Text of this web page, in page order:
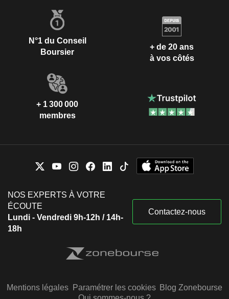
N°1 du Conseil
Boursier
+ de 20 ans
à vos côtés
+ 1 300 000
membres
NOS EXPERTS À VOTRE
ÉCOUTE
Lundi - Vendredi 9h-12h / 14h-
18h
Contactez-nous
Mentions légales Paramétrer les cookies Blog Zonebourse